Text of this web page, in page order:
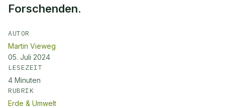
Forschenden.
AUTOR
Martin Vieweg
05. Juli 2024
LESEZEIT
4 Minuten
RUBRIK
Erde & Umwelt